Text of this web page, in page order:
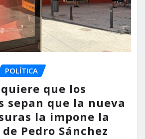
POLÍTICA
quiere que los
sepan que la nueva
la impone la
Pedro Sánchez